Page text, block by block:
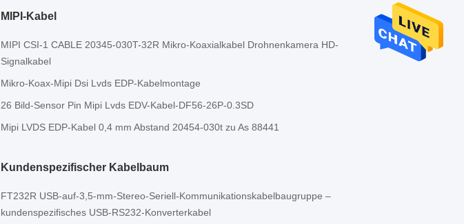
MIPI-Kabel
MIPI CSI-1 CABLE 20345-030T-32R Mikro-Koaxialkabel Drohnenkamera HD-
Signalkabel
Mikro-Koax-Mipi Dsi Lvds EDP-Kabelmontage
26 Bild-Sensor Pin Mipi Lvds EDV-Kabel-DF56-26P-0.3SD
Mipi LVDS EDP-Kabel 0,4 mm Abstand 20454-030t zu As 88441
Kundenspezifischer Kabelbaum
FT232R USB-auf-3,5-mm-Stereo-Seriell-Kommunikationskabelbaugruppe –
kundenspezifisches USB-RS232-Konverterkabel